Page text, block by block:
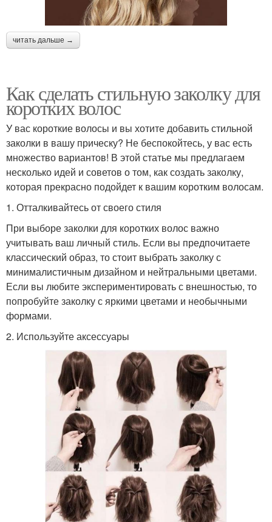
читать дальше →
Как сделать стильную заколку для
коротких волос
У вас короткие волосы и вы хотите добавить стильной
заколки в вашу прическу? Не беспокойтесь, у вас есть
множество вариантов! В этой статье мы предлагаем
несколько идей и советов о том, как создать заколку,
которая прекрасно подойдет к вашим коротким волосам.
1. Отталкивайтесь от своего стиля
При выборе заколки для коротких волос важно
учитывать ваш личный стиль. Если вы предпочитаете
классический образ, то стоит выбрать заколку с
минималистичным дизайном и нейтральными цветами.
Если вы любите экспериментировать с внешностью, то
попробуйте заколку с яркими цветами и необычными
формами.
2. Используйте аксессуары